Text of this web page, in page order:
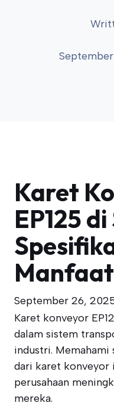
Karet
EP125
September 26,
Karet konveyor
dalam sistem
industri. Memahami
dari karet konveyor
perusahaan
mereka.